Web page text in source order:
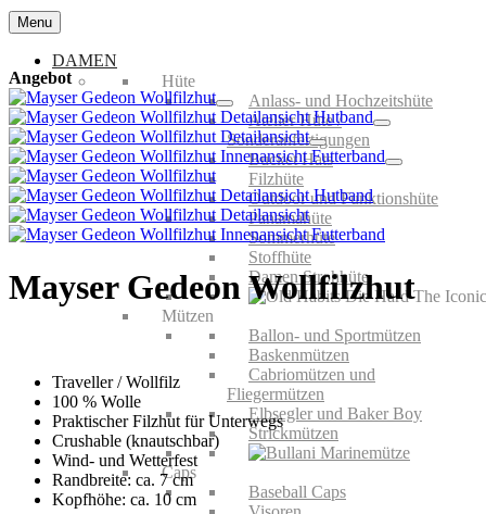
Menu
DAMEN
Hüte
Anlass- und Hochzeitshüte
Atelier Hüte /
Sonderanfertigungen
Bucket Hats
Filzhüte
Outdoor und Funktionshüte
Panamahüte
Sommerhüte
Stoffhüte
Damen Strohhüte
Mützen
Ballon- und Sportmützen
Baskenmützen
Cabriomützen und
Fliegermützen
Elbsegler und Baker Boy
Strickmützen
Caps
Baseball Caps
Angebot
Mayser Gedeon Wollfilzhut
Traveller / Wollfilz
100 % Wolle
Praktischer Filzhut für Unterwegs
Crushable (knautschbar)
Wind- und Wetterfest
Randbreite: ca. 7 cm
Kopfhöhe: ca. 10 cm